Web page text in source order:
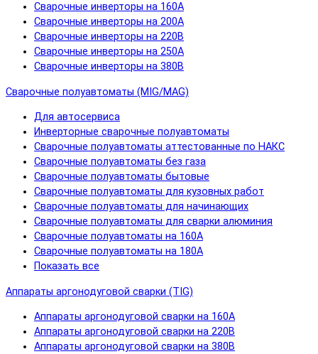
Сварочные инверторы на 160А
Сварочные инверторы на 200А
Сварочные инверторы на 220В
Сварочные инверторы на 250А
Сварочные инверторы на 380В
Сварочные полуавтоматы (MIG/MAG)
Для автосервиса
Инверторные сварочные полуавтоматы
Сварочные полуавтоматы аттестованные по НАКС
Сварочные полуавтоматы без газа
Сварочные полуавтоматы бытовые
Сварочные полуавтоматы для кузовных работ
Сварочные полуавтоматы для начинающих
Сварочные полуавтоматы для сварки алюминия
Сварочные полуавтоматы на 160А
Сварочные полуавтоматы на 180А
Показать все
Аппараты аргонодуговой сварки (TIG)
Аппараты аргонодуговой сварки на 160А
Аппараты аргонодуговой сварки на 220В
Аппараты аргонодуговой сварки на 380В